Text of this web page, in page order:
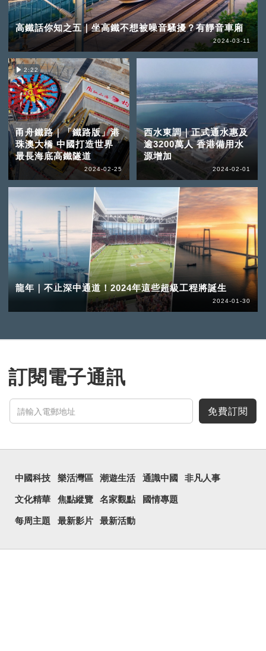
高鐵話你知之五｜坐高鐵不想被噪音騷擾？有靜音車廂
2024-03-11
2:22
甬舟鐵路｜「鐵路版」港
珠澳大橋 中國打造世界
最長海底高鐵隧道
2024-02-25
西水東調｜正式通水惠及
逾3200萬人 香港備用水
源增加
2024-02-01
龍年｜不止深中通道！2024年這些超級工程將誕生
2024-01-30
訂閱電子通訊
免費訂閱
中國科技 樂活灣區 潮遊生活 通識中國 非凡人事
文化精華 焦點縱覽 名家觀點 國情專題
每周主題 最新影片 最新活動